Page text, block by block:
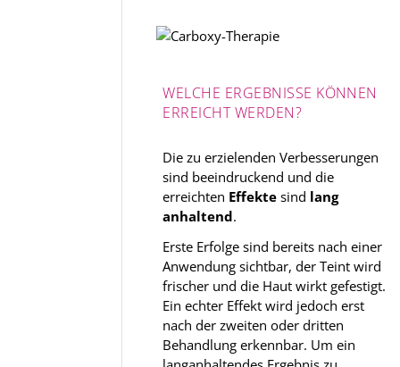
WELCHE ERGEBNISSE KÖNNEN
ERREICHT WERDEN?
Die zu erzielenden Verbesserungen
sind beeindruckend und die
erreichten Effektesind lang
anhaltend.
Erste Erfolge sind bereits nach einer
Anwendung sichtbar, der Teint wird
frischer und die Haut wirkt gefestigt.
Ein echter Effekt wird jedoch erst
nach der zweiten oder dritten
Behandlung erkennbar. Um ein